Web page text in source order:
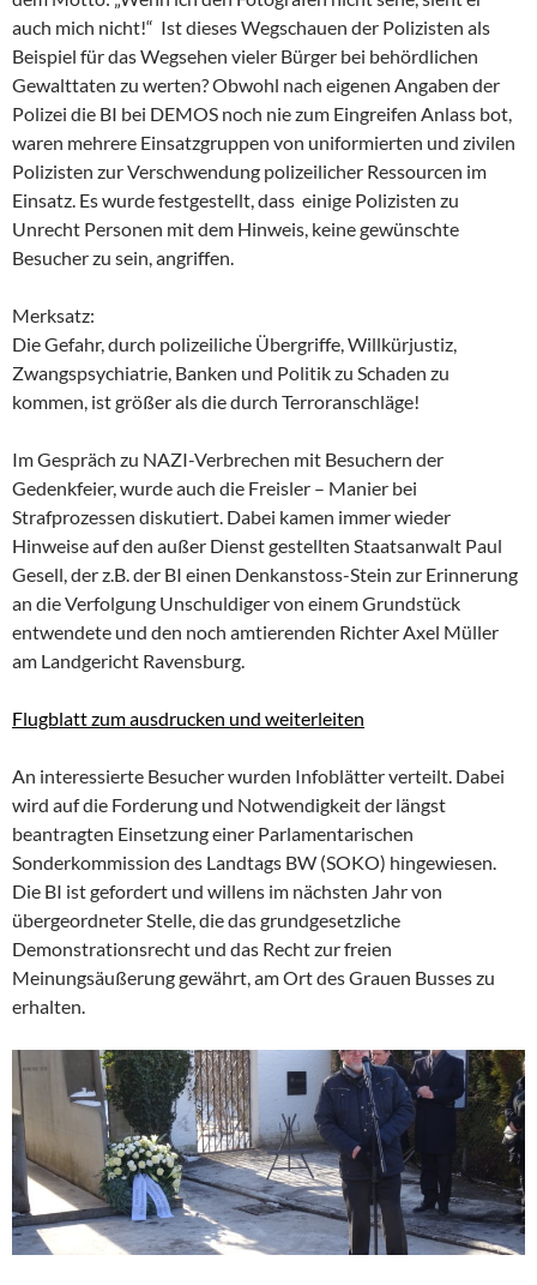
auch mich nicht!“ Ist dieses Wegschauen der Polizisten als
Beispiel für das Wegsehen vieler Bürger bei behördlichen
Gewalttaten zu werten? Obwohl nach eigenen Angaben der
Polizei die BI bei DEMOS noch nie zum Eingreifen Anlass bot,
waren mehrere Einsatzgruppen von uniformierten und zivilen
Polizisten zur Verschwendung polizeilicher Ressourcen im
Einsatz. Es wurde festgestellt, dass einige Polizisten zu
Unrecht Personen mit dem Hinweis, keine gewünschte
Besucher zu sein, angriffen.
Merksatz:
Die Gefahr, durch polizeiliche Übergriffe, Willkürjustiz,
Zwangspsychiatrie, Banken und Politik zu Schaden zu
kommen, ist größer als die durch Terroranschläge!
Im Gespräch zu NAZI-Verbrechen mit Besuchern der
Gedenkfeier, wurde auch die Freisler – Manier bei
Strafprozessen diskutiert. Dabei kamen immer wieder
Hinweise auf den außer Dienst gestellten Staatsanwalt Paul
Gesell, der z.B. der BI einen Denkanstoss-Stein zur Erinnerung
an die Verfolgung Unschuldiger von einem Grundstück
entwendete und den noch amtierenden Richter Axel Müller
am Landgericht Ravensburg.
Flugblatt zum ausdrucken und weiterleiten
An interessierte Besucher wurden Infoblätter verteilt. Dabei
wird auf die Forderung und Notwendigkeit der längst
beantragten Einsetzung einer Parlamentarischen
Sonderkommission des Landtags BW (SOKO) hingewiesen.
Die BI ist gefordert und willens im nächsten Jahr von
übergeordneter Stelle, die das grundgesetzliche
Demonstrationsrecht und das Recht zur freien
Meinungsäußerung gewährt, am Ort des Grauen Busses zu
erhalten.